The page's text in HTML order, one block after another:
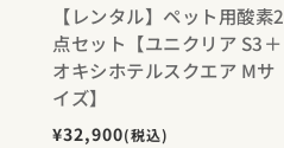
【レンタル】ペット用酸素2
点セット【ユニクリア S3＋
オキシホテルスクエア Mサ
イズ】
¥32,900(税込)